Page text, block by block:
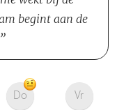
begint aan de
Do Vr